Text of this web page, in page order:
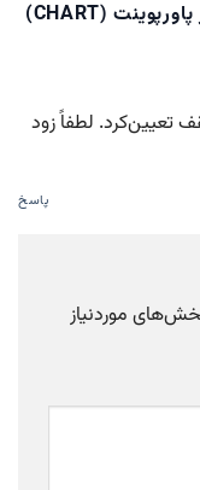
آموزش رسم نمودار در پاورپوینت (CHART)
لطفاً زود
پاسخ
موردنیاز